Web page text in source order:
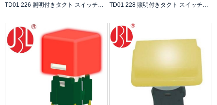
TD01 226 照明付きタクト スイッチ、カバーなし、100,000 サイクル寿命試験 DC 12V 0.05A 定格 TD01 228 照明付きタクト スイッチ、カバーなし、100,000 サイクル寿命試験 DC 12V 0.05A 定格